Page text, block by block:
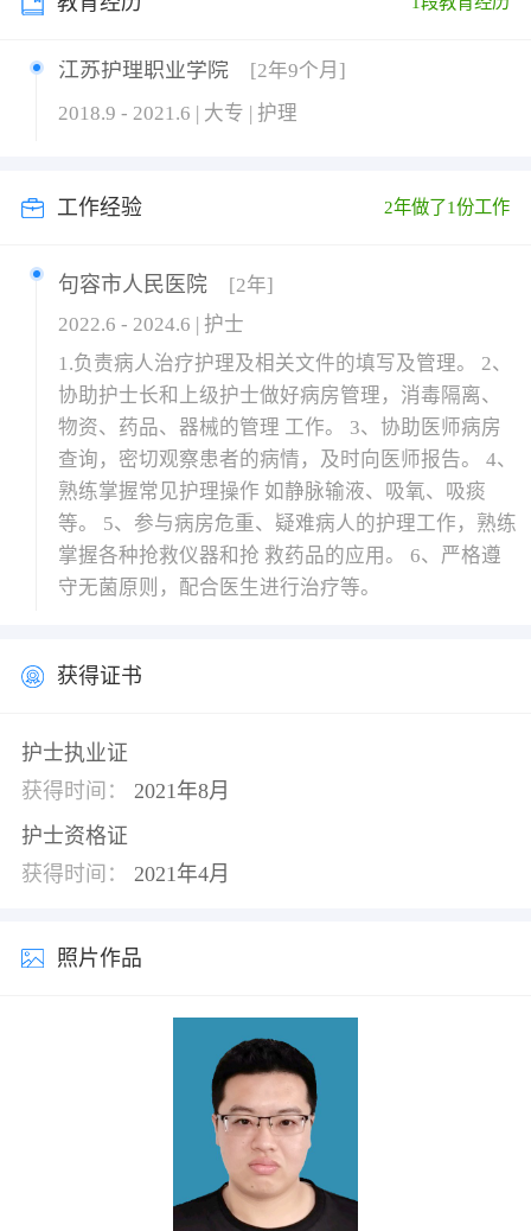
江苏护理职业学院
[2年9个月]
2018.9 - 2021.6 | 大专 | 护理
工作经验 2年做了1份工作
句容市人民医院
[2年]
2022.6 - 2024.6 | 护士
1.负责病人治疗护理及相关文件的填写及管理。 2、
协助护士长和上级护士做好病房管理，消毒隔离、
物资、药品、器械的管理 工作。 3、协助医师病房
查询，密切观察患者的病情，及时向医师报告。 4、
熟练掌握常见护理操作 如静脉输液、吸氧、吸痰
等。 5、参与病房危重、疑难病人的护理工作，熟练
掌握各种抢救仪器和抢 救药品的应用。 6、严格遵
守无菌原则，配合医生进行治疗等。
获得证书
护士执业证
获得时间：
2021年8月
护士资格证
获得时间：
2021年4月
照片作品